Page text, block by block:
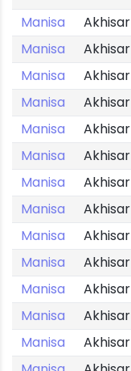
Manisa
Akhisar
Manisa
Akhisar
Manisa
Akhisar
Manisa
Akhisar
Manisa
Akhisar
Manisa
Akhisar
Manisa
Akhisar
Manisa
Akhisar
Manisa
Akhisar
Manisa
Akhisar
Manisa
Akhisar
Manisa
Akhisar
Manisa
Akhisar